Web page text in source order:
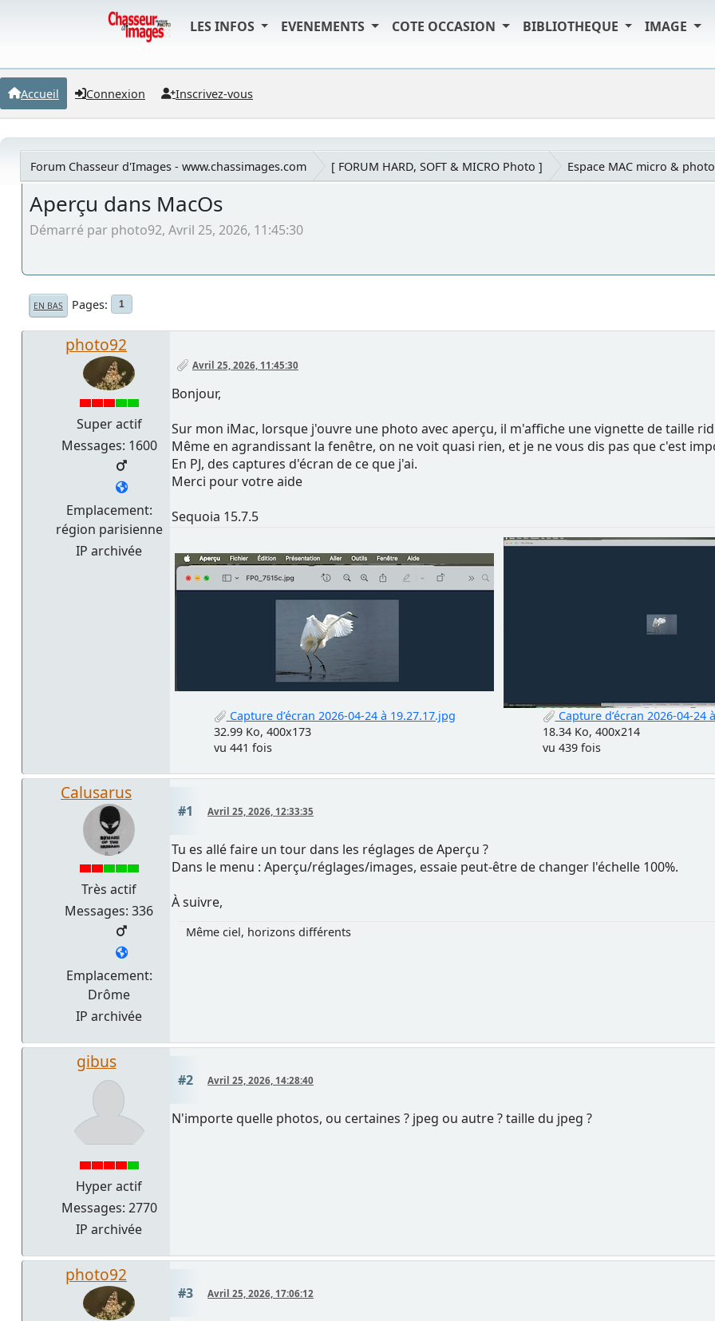
LES INFOS EVENEMENTS COTE OCCASION BIBLIOTHEQUE IMAGE
Accueil Connexion Inscrivez-vous
Forum Chasseur d'Images - www.chassimages.com [ FORUM HARD, SOFT & MICRO Photo ] Espace MAC micro & photo
Aperçu dans MacOs
Démarré par photo92, Avril 25, 2026, 11:45:30
EN BAS Pages 1
photo92
Super actif
Messages: 1600
Emplacement:
région parisienne
IP archivée
Avril 25, 2026, 11:45:30
Bonjour,
Sur mon iMac, lorsque j'ouvre une photo avec aperçu, il m'affiche une vignette de taille
Même en agrandissant la fenêtre, on ne voit quasi rien, et je ne vous dis pas que c'est
En PJ, des captures d'écran de ce que j'ai.
Merci pour votre aide
Sequoia 15.7.5
Capture d’écran 2026-04-24 à 19.27.17.jpg
32.99 Ko, 400x173
vu 441 fois
Capture d’écran 2026-04-24
18.34 Ko, 400x214
vu 439 fois
Calusarus
Très actif
Messages: 336
Emplacement:
Drôme
IP archivée
#1 Avril 25, 2026, 12:33:35
Tu es allé faire un tour dans les réglages de Aperçu ?
Dans le menu : Aperçu/réglages/images, essaie peut-être de changer l'échelle 100%.
À suivre,
Même ciel, horizons différents
gibus
Hyper actif
Messages: 2770
IP archivée
#2 Avril 25, 2026, 14:28:40
N'importe quelle photos, ou certaines ? jpeg ou autre ? taille du jpeg ?
photo92
#3 Avril 25, 2026, 17:06:12